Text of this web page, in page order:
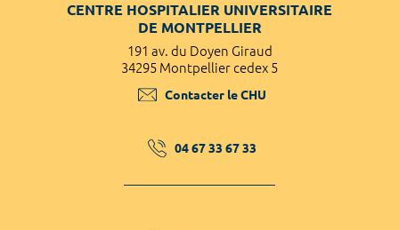
CENTRE HOSPITALIER UNIVERSITAIRE
DE MONTPELLIER
191 av. du Doyen Giraud
34295 Montpellier cedex 5
Contacter le CHU
04 67 33 67 33